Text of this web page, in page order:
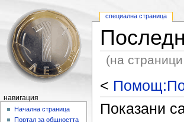
(на
<
Показани
специална страница
навигация
Начална страница
Портал за общността